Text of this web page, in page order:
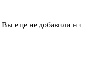
Вы еще не добавили ни